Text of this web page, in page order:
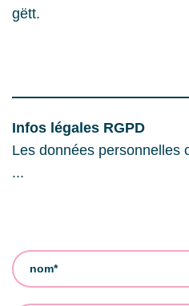
gëtt.
Infos légales RGPD
Les données personnelles
...